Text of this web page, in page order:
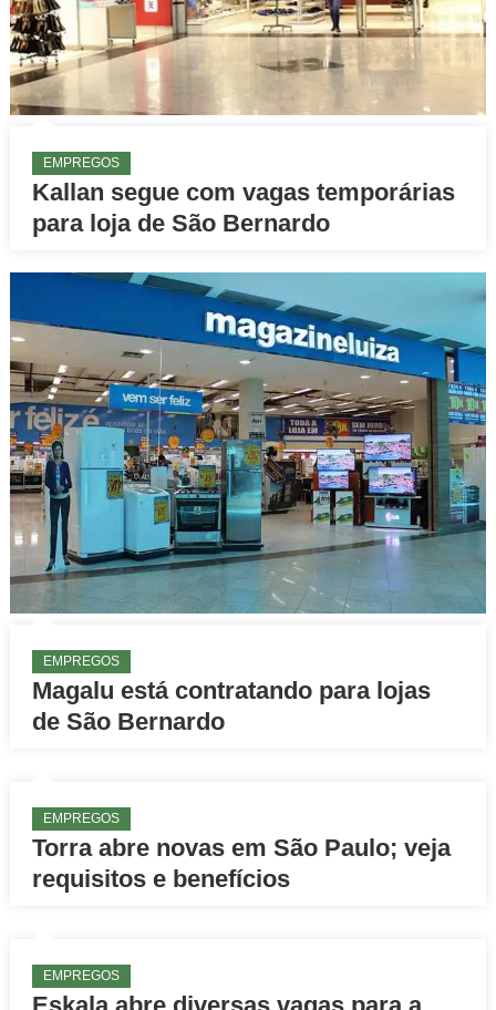
EMPREGOS
Kallan segue com vagas temporárias
para loja de São Bernardo
EMPREGOS
Magalu está contratando para lojas
de São Bernardo
EMPREGOS
Torra abre novas em São Paulo; veja
requisitos e benefícios
EMPREGOS